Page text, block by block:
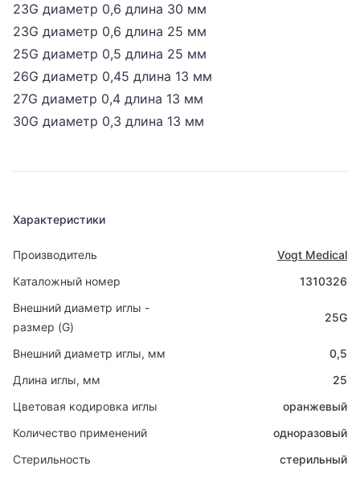
23G диаметр 0,6 длина 30 мм
23G диаметр 0,6 длина 25 мм
25G диаметр 0,5 длина 25 мм
26G диаметр 0,45 длина 13 мм
27G диаметр 0,4 длина 13 мм
30G диаметр 0,3 длина 13 мм
Характеристики
Производитель
Vogt Medical
Каталожный номер
1310326
Внешний диаметр иглы -
размер (G)
25G
Внешний диаметр иглы, мм
0,5
Длина иглы, мм
25
Цветовая кодировка иглы
оранжевый
Количество применений
одноразовый
Стерильность
стерильный